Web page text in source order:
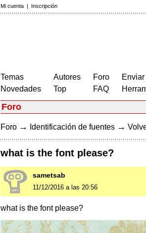
Mi cuenta | Inscripción
Temas
Novedades
Autores
Top
Foro
FAQ
Foro
Foro → Identificación de fuentes →
what is the font please?
sametsab
11/12/2016 a las 20:56
what is the font please?